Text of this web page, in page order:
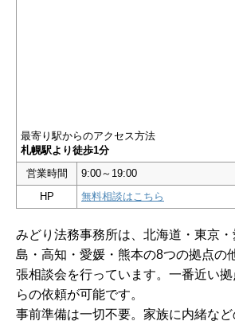
最寄り駅からのアクセス方法
札幌駅より徒歩1分
営業時間
9:00～19:00
HP
無料相談はこちら
みどり法務事務所は、北海道・東京
島・高知・愛媛・熊本の8つの拠点の
張相談会を行っています。一番近い
らの依頼が可能です。
事前準備は一切不要。家族に内緒な